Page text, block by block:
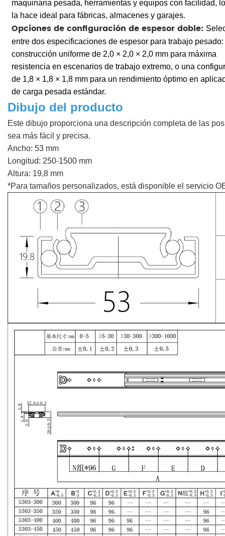
maquinaria pesada, herramientas y equipos con facilidad,
la hace ideal para fábricas, almacenes y garajes.
Opciones de configuración de espesor doble:
entre dos especificaciones de espesor para trabajo
construcción uniforme de 2,0 × 2,0 × 2,0 mm para máxima
resistencia en escenarios de trabajo extremo, o una
de 1,8 × 1,8 × 1,8 mm para un rendimiento óptimo en
de carga pesada estándar.
Dibujo del producto
Este dibujo proporciona una descripción completa de las
sea más fácil y precisa.
Ancho: 53 mm
Longitud: 250-1500 mm
Altura: 19,8 mm
*Para tamaños personalizados, está disponible el servicio